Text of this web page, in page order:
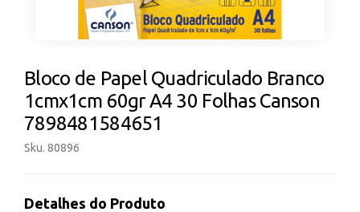
Bloco de Papel Quadriculado Branco
1cmx1cm 60gr A4 30 Folhas Canson
7898481584651
Sku. 80896
Detalhes do Produto